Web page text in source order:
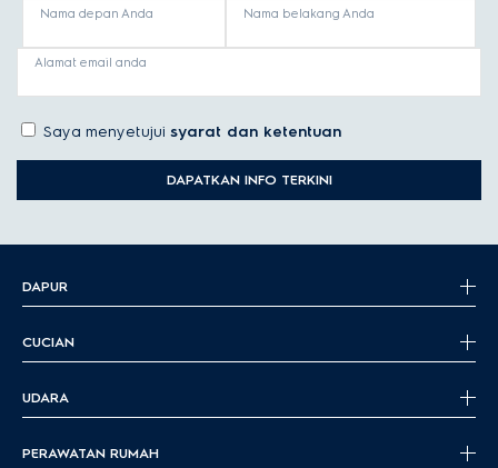
Nama depan Anda Nama belakang Anda
Alamat email anda
Saya menyetujui syarat dan ketentuan
DAPATKAN INFO TERKINI
DAPUR
CUCIAN
UDARA
PERAWATAN RUMAH